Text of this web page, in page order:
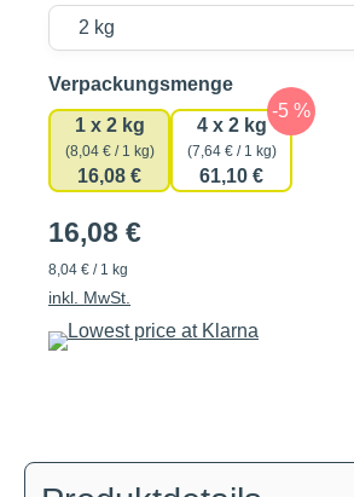
Verpackungsmengeauswählen
1 x 2 kg
(8,04 € / 1 kg)
16,08 €
4 x 2 kg
(7,64 € / 1 kg)
61,10 €
16,08 €
8,04 € / 1 kg
inkl. MwSt.